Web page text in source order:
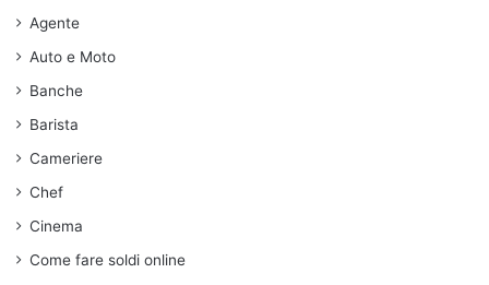
Agente
Auto e Moto
Banche
Barista
Cameriere
Chef
Cinema
Come fare soldi online